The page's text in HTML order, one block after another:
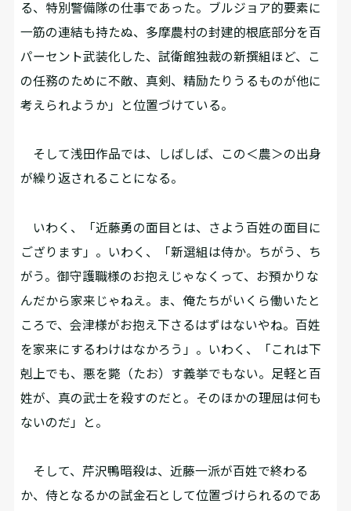
る、特別警備隊の仕事であった。ブルジョア的要素に
一筋の連結も持たぬ、多摩農村の封建的根底部分を百
パーセント武装化した、試衛館独裁の新撰組ほど、こ
の任務のために不敵、真剣、精励たりうるものが他に
考えられようか」と位置づけている。
そして浅田作品では、しばしば、この＜農＞の出身
が繰り返されることになる。
いわく、「近藤勇の面目とは、さよう百姓の面目に
ござります」。いわく、「新選組は侍か。ちがう、ち
がう。御守護職様のお抱えじゃなくって、お預かりな
んだから家来じゃねえ。ま、俺たちがいくら働いたと
ころで、会津様がお抱え下さるはずはないやね。百姓
を家来にするわけはなかろう」。いわく、「これは下
剋上でも、悪を斃（たお）す義挙でもない。足軽と百
姓が、真の武士を殺すのだと。そのほかの理屈は何も
ないのだ」と。
そして、芹沢鴨暗殺は、近藤一派が百姓で終わる
か、侍となるかの試金石として位置づけられるのであ